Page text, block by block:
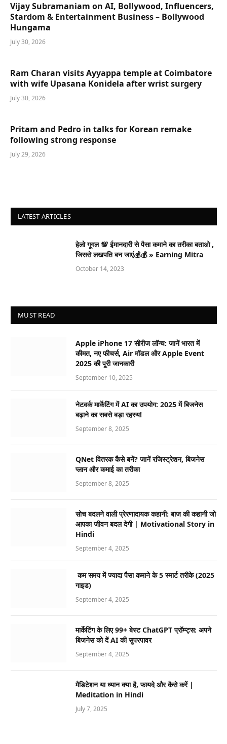
Vijay Subramaniam on AI, Bollywood, Influencers,
Stardom & Entertainment Business – Bollywood
Hungama
July 30, 2026
Ram Charan visits Ayyappa temple at Coimbatore
with wife Upasana Konidela after wrist surgery
July 30, 2026
Pritam and Pedro in talks for Korean remake
following strong response
July 29, 2026
LATEST ARTICLES
हेलो गूगल 💯 ईमानदारी से पैसा कमाने का तरीका बताओ ,
जिससे लखपति बन जाएं💰💰 » Earning Mitra
October 14, 2023
MUST READ
Apple iPhone 17 सीरीज लॉन्च: जानें भारत में
कीमत, नए फीचर्स, Air मॉडल और Apple Event
2025 की पूरी जानकारी
September 10, 2025
नेटवर्क मार्केटिंग में AI का उपयोग: 2025 में बिजनेस
बढ़ाने का सबसे बड़ा रहस्य!
September 8, 2025
QNet वितरक कैसे बनें? जानें रजिस्ट्रेशन, बिजनेस
प्लान और कमाई का तरीका
September 8, 2025
सोच बदलने वाली प्रेरणादायक कहानी: बाज की कहानी जो
आपका जीवन बदल देगी | Motivational Story in
Hindi
September 4, 2025
कम समय में ज्यादा पैसा कमाने के 5 स्मार्ट तरीके (2025
गाइड)
September 4, 2025
मार्केटिंग के लिए 99+ बेस्ट ChatGPT प्रॉम्प्ट्स: अपने
बिजनेस को दें AI की सुपरपावर
September 4, 2025
मैडिटेशन या ध्यान क्या है, फायदे और कैसे करें |
Meditation in Hindi
July 7, 2025